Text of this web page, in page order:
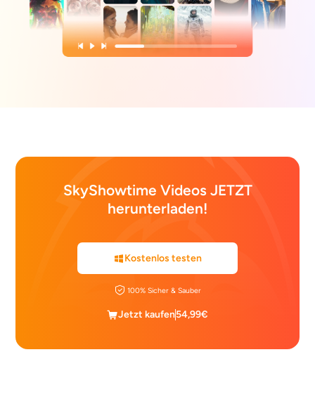
SkyShowtime Videos JETZT
herunterladen!
Kostenlos testen
100% Sicher & Sauber
Jetzt kaufen54,99€